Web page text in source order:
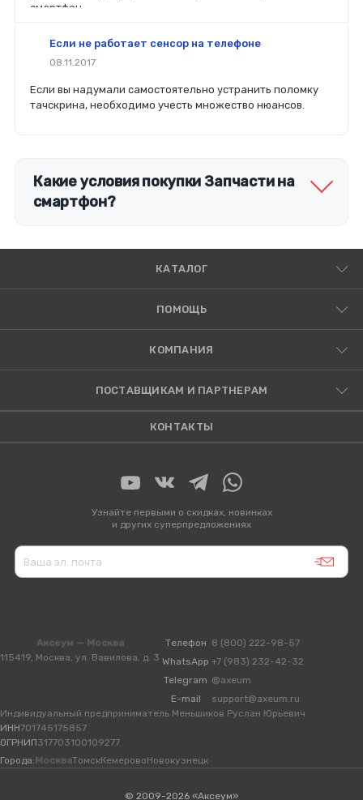
смартфон.
Если не работает сенсор на телефоне
08.11.2017
Если вы надумали самостоятельно устранить поломку
тачскрина, необходимо учесть множество нюансов.
Какие условия покупки Запчасти на
смартфон?
КАТАЛОГ
ПОМОЩЬ
КОМПАНИЯ
ПОСТАВЩИКАМ И ПАРТНЕРАМ
КОНТАКТЫ
Узнайте первыми о скидках, новинках
и других суперпредложениях
Аксеум — Москва
115419, Москва, ул. Вавилова, д. 3
Телефон 8 (800) 222-98-57
WhatsApp +7 (983) 232-42-32
Telegram @axeum
E-mail
support@axeum.ru
Индивидуальный предприниматель Меньшиков Руслан Юрьевич
ИНН701745175857
ОГРНИП317703100109277
Города: МоскваТомскКемеровоНовокузнецк
© 2009-2026 «Аксеум»